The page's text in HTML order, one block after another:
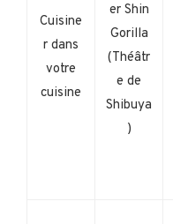
Cuisine
r dans
votre
cuisine
er Shin
Gorilla
(Théâtr
e de
Shibuya
)